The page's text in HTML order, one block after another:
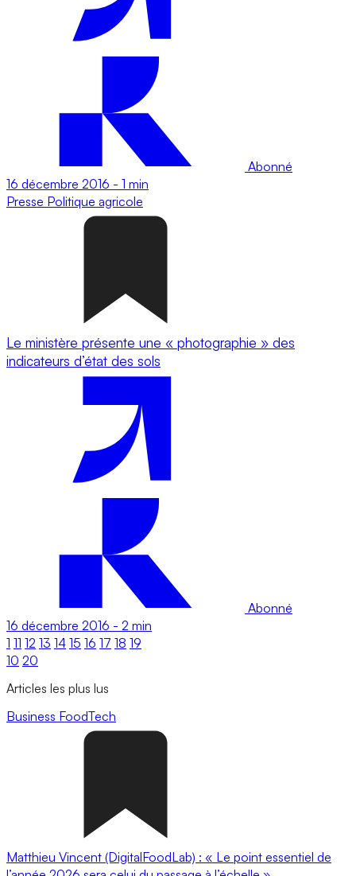
Abonné
16 décembre 2016 - 1 min
Presse Politique agricole
Le ministère présente une « photographie » des
indicateurs d’état des sols
Abonné
16 décembre 2016 - 2 min
1 11 12 13 14 15 16 17 18 19
10 20
Articles les plus lus
Business FoodTech
Matthieu Vincent (DigitalFoodLab) : « Le point essentiel de